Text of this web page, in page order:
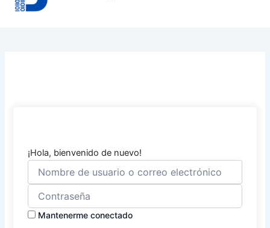
¡Hola, bienvenido de nuevo!
Mantenerme conectado